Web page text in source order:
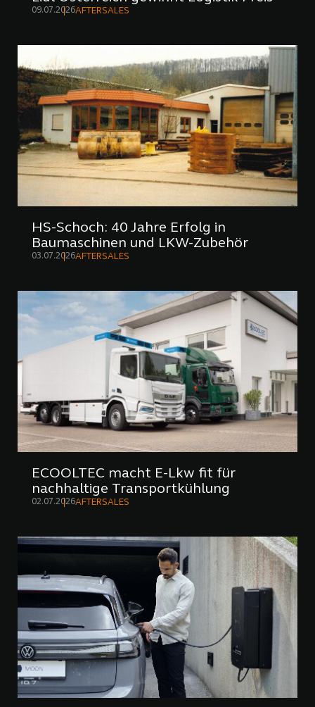
09.07.2026AFTERSALES
HS-Schoch: 40 Jahre Erfolg in
Baumaschinen und LKW-Zubehör
03.07.2026AFTERSALES
ECOOLTEC macht E-Lkw fit für
nachhaltige Transportkühlung
02.07.2026AFTERSALES